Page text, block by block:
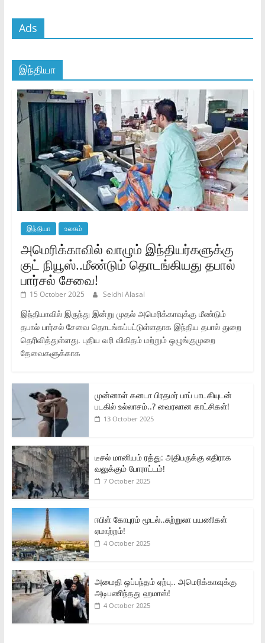
Ads
இந்தியா
இந்தியா உலகம்
அமெரிக்காவில் வாழும் இந்தியர்களுக்கு
குட் நியூஸ்..மீண்டும் தொடங்கியது தபால்
பார்சல் சேவை!
15 October 2025 Seidhi Alasal
இந்தியாவில் இருந்து இன்று முதல் அமெரிக்காவுக்கு மீண்டும்
தபால் பார்சல் சேவை தொடங்கப்பட்டுள்ளதாக இந்திய தபால் துறை
தெரிவித்துள்ளது. புதிய வரி விகிதம் மற்றும் ஒழுங்குமுறை
தேவைகளுக்காக
முன்னாள் கனடா பிரதமர் பாப் பாடகியுடன்
படகில் உல்லாசம்..? வைரலான காட்சிகள்!
13 October 2025
டீசல் மானியம் ரத்து: அதிபருக்கு எதிராக
வலுக்கும் போராட்டம்!
7 October 2025
ஈபிள் கோபுரம் மூடல்..சுற்றுலா பயணிகள்
ஏமாற்றம்!
4 October 2025
அமைதி ஒப்பந்தம் ஏற்பு.. அமெரிக்காவுக்கு
அடிபணிந்தது ஹமாஸ்!
4 October 2025